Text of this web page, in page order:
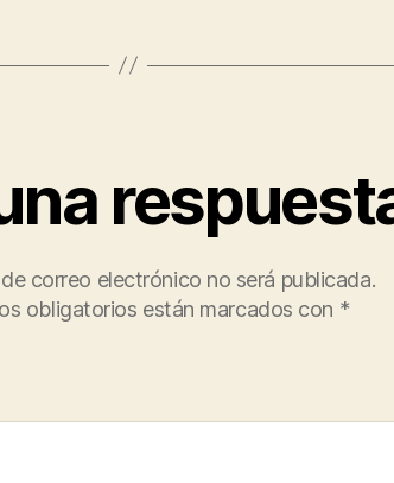
correo electrónico no será publicada.
obligatorios están marcados con *